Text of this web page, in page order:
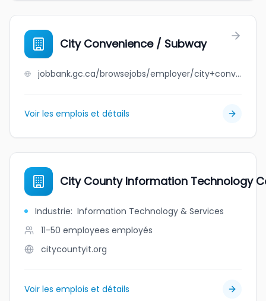
City Convenience / Subway
jobbank.gc.ca/browsejobs/employer/city+convenience+%2F+subway/ca
Voir les emplois et détails
City County Information Technology
Industrie: Information Technology & Services
11-50 employees employés
citycountyit.org
Voir les emplois et détails